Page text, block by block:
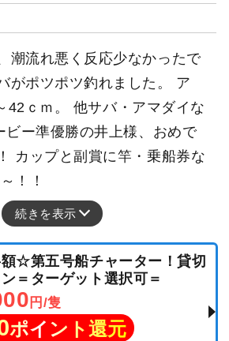
潮流れ悪く反応少なかったで
がポツポツ釣れました。 ア
42ｃｍ。 他サバ・アマダイな
ビー準優勝の井上様、おめで
カップと副賞に竿・乗船券な
！！
続きを表示
☆第五号船チャーター！貸切
＝ターゲット選択可＝
円/隻
ポイント還元